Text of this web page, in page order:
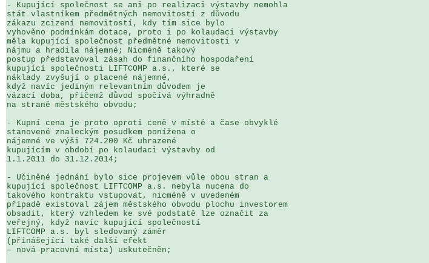
- Kupující společnost se ani po realizaci výstavby nemohla
stát vlastníkem předmětných nemovitostí z důvodu
zákazu zcizení nemovitostí, kdy tím sice bylo
vyhověno podmínkám dotace, proto i po kolaudaci výstavby
měla kupující společnost předmětné nemovitosti v
nájmu a hradila nájemné; Nicméně takový
postup představoval zásah do finančního hospodaření
kupující společnosti LIFTCOMP a.s., které se
náklady zvyšují o placené nájemné,
když navíc jediným relevantním důvodem je
vázací doba, přičemž důvod spočívá výhradně
na straně městského obvodu;
- Kupní cena je proto oproti ceně v místě a čase obvyklé
stanovené znaleckým posudkem ponížena o
nájemné ve výši 724.200 Kč uhrazené
kupujícím v období po kolaudaci výstavby od
1.1.2011 do 31.12.2014;
- Učiněné jednání bylo sice projevem vůle obou stran a
kupující společnost LIFTCOMP a.s. nebyla nucena do
takového kontraktu vstupovat, nicméně v uvedeném
případě existoval zájem městského obvodu plochu investorem
obsadit, který vzhledem ke své podstatě lze označit za
veřejný, když navíc kupující společností
LIFTCOMP a.s. byl sledovaný záměr
(přinášející také další efekt
– nová pracovní místa) uskutečněn;